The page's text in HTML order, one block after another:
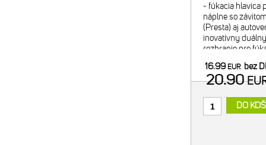
- fúkacia hlavica
náplne so
(Presta) aj
inovatívny
rozhranie pre
- regulácia f
16.99EUR bez
20.90
DO